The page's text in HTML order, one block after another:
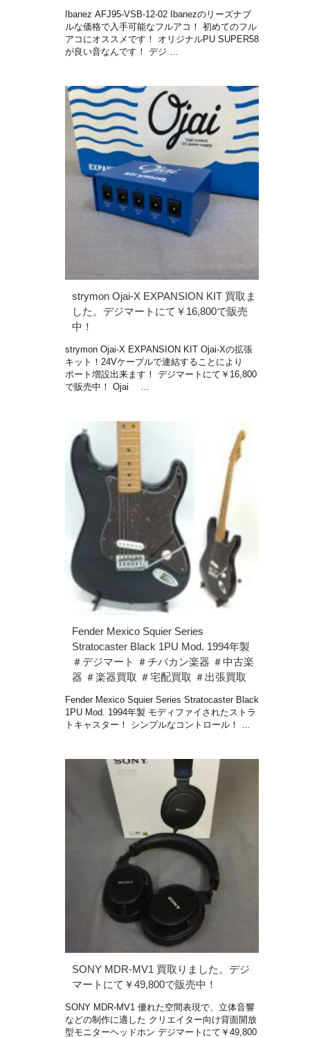
Ibanez AFJ95-VSB-12-02 Ibanezのリーズナブ
ルな価格で入手可能なフルアコ！ 初めてのフル
アコにオススメです！ オリジナルPU SUPER58
が良い音なんです！ デジ …
strymon Ojai-X EXPANSION KIT 買取ま
した。デジマートにて￥16,800で販売
中！
strymon Ojai-X EXPANSION KIT Ojai-Xの拡張
キット！24Vケーブルで連結することにより
ポート増設出来ます！ デジマートにて￥16,800
で販売中！ Ojai …
Fender Mexico Squier Series
Stratocaster Black 1PU Mod. 1994年製
＃デジマート ＃チバカン楽器 ＃中古楽
器 ＃楽器買取 ＃宅配買取 ＃出張買取
Fender Mexico Squier Series Stratocaster Black
1PU Mod. 1994年製 モディファイされたストラ
トキャスター！ シンプルなコントロール！ …
SONY MDR-MV1 買取りました。デジ
マートにて￥49,800で販売中！
SONY MDR-MV1 優れた空間表現で、立体音響
などの制作に適した クリエイター向け背面開放
型モニターヘッドホン デジマートにて￥49,800